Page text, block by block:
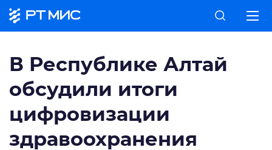
В Республике Алтай
обсудили итоги
цифровизации
здравоохранения